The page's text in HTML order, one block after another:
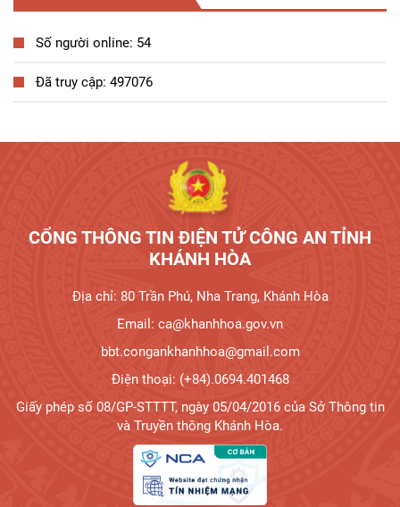
Số người online: 54
Đã truy cập: 497076
CỔNG THÔNG TIN ĐIỆN TỬ CÔNG AN TỈNH
KHÁNH HÒA
Địa chỉ: 80 Trần Phú, Nha Trang, Khánh Hòa
Email: ca@khanhhoa.gov.vn
bbt.congankhanhhoa@gmail.com
Điện thoại: (+84).0694.401468
Giấy phép số 08/GP-STTTT, ngày 05/04/2016 của Sở Thông tin
và Truyền thông Khánh Hòa.